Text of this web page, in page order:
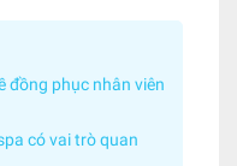
đồng phục nhân viên
có vai trò quan